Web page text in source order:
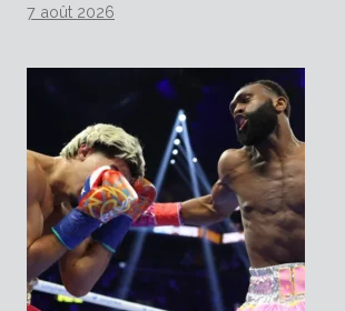
7 août 2026